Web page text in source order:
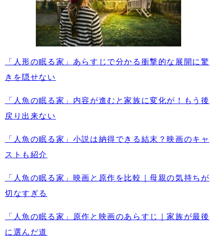
「人形の眠る家」あらすじで分かる衝撃的な展開に驚
きを隠せない
「人魚の眠る家」内容が進むと家族に変化が！もう後
戻り出来ない
「人魚の眠る家」小説は納得できる結末？映画のキャ
ストも紹介
「人魚の眠る家」映画と原作を比較｜母親の気持ちが
切なすぎる
「人魚の眠る家」原作と映画のあらすじ｜家族が最後
に選んだ道